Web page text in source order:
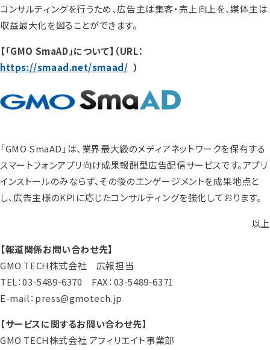
コンサルティングを行うため、広告主は集客・売上向上を、媒体主は
収益最大化を図ることができます。
【「GMO SmaAD」について】（URL：
https://smaad.net/smaad/ ）
「GMO SmaAD」は、業界最大級のメディアネットワークを保有する
スマートフォンアプリ向け成果報酬型広告配信サービスです。アプリ
インストールのみならず、その後のエンゲージメントを成果地点と
し、広告主様のKPIに応じたコンサルティングを強化しております。
以上
【報道関係お問い合わせ先】
GMO TECH株式会社 広報担当
TEL：03-5489-6370 FAX：03-5489-6371
E-mail：press@gmotech.jp
【サービスに関するお問い合わせ先】
GMO TECH株式会社 アフィリエイト事業部